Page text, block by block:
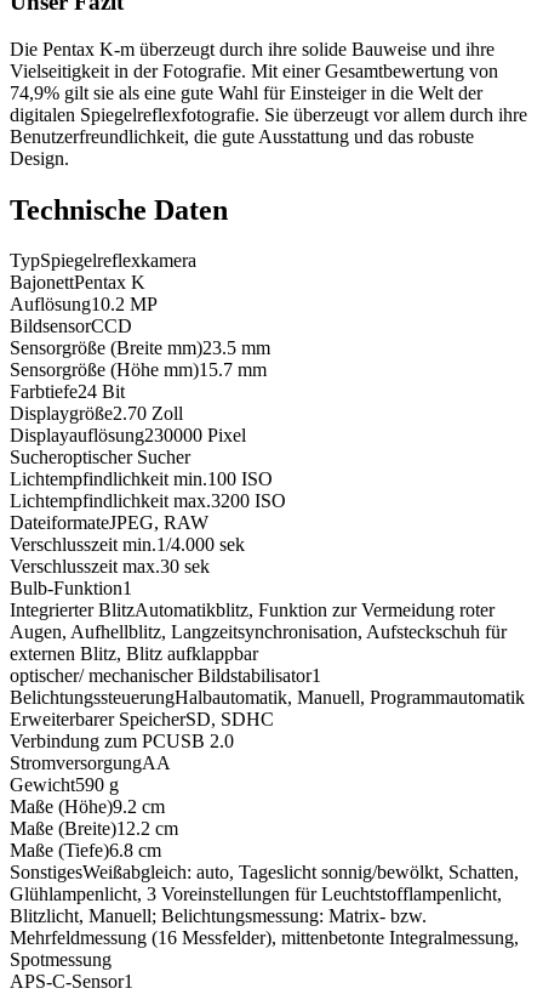
Die Pentax K-m überzeugt durch ihre solide Bauweise und ihre
Vielseitigkeit in der Fotografie. Mit einer Gesamtbewertung von
74,9% gilt sie als eine gute Wahl für Einsteiger in die Welt der
digitalen Spiegelreflexfotografie. Sie überzeugt vor allem durch ihre
Benutzerfreundlichkeit, die gute Ausstattung und das robuste
Design.
Technische Daten
TypSpiegelreflexkamera
BajonettPentax K
Auflösung10.2 MP
BildsensorCCD
Sensorgröße (Breite mm)23.5 mm
Sensorgröße (Höhe mm)15.7 mm
Farbtiefe24 Bit
Displaygröße2.70 Zoll
Displayauflösung230000 Pixel
Sucheroptischer Sucher
Lichtempfindlichkeit min.100 ISO
Lichtempfindlichkeit max.3200 ISO
DateiformateJPEG, RAW
Verschlusszeit min.1/4.000 sek
Verschlusszeit max.30 sek
Bulb-Funktion1
Integrierter BlitzAutomatikblitz, Funktion zur Vermeidung roter
Augen, Aufhellblitz, Langzeitsynchronisation, Aufsteckschuh für
externen Blitz, Blitz aufklappbar
optischer/ mechanischer Bildstabilisator1
BelichtungssteuerungHalbautomatik, Manuell, Programmautomatik
Erweiterbarer SpeicherSD, SDHC
Verbindung zum PCUSB 2.0
StromversorgungAA
Gewicht590 g
Maße (Höhe)9.2 cm
Maße (Breite)12.2 cm
Maße (Tiefe)6.8 cm
SonstigesWeißabgleich: auto, Tageslicht sonnig/bewölkt, Schatten,
Glühlampenlicht, 3 Voreinstellungen für Leuchtstofflampenlicht,
Blitzlicht, Manuell; Belichtungsmessung: Matrix- bzw.
Mehrfeldmessung (16 Messfelder), mittenbetonte Integralmessung,
Spotmessung
APS-C-Sensor1